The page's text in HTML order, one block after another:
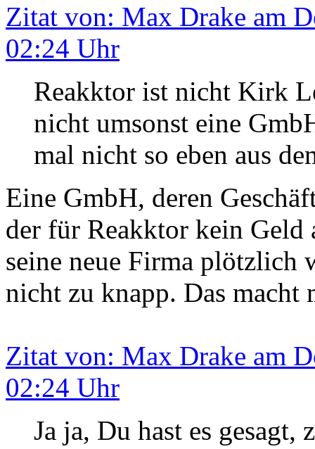
Zitat von: Max Drake am
02:24 Uhr
Reakktor ist nicht Kirk
nicht umsonst eine
mal nicht so eben aus
Eine GmbH, deren
der für Reakktor kein
seine neue Firma plötzlich
nicht zu knapp. Das macht
Zitat von: Max Drake am
02:24 Uhr
Ja ja, Du hast es gesagt,